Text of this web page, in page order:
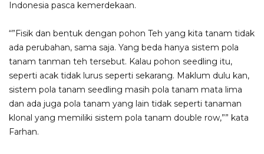
Indonesia pasca kemerdekaan.
“”Fisik dan bentuk dengan pohon Teh yang kita tanam tidak
ada perubahan, sama saja. Yang beda hanya sistem pola
tanam tanman teh tersebut. Kalau pohon seedling itu,
seperti acak tidak lurus seperti sekarang. Maklum dulu kan,
sistem pola tanam seedling masih pola tanam mata lima
dan ada juga pola tanam yang lain tidak seperti tanaman
klonal yang memiliki sistem pola tanam double row,”” kata
Farhan.